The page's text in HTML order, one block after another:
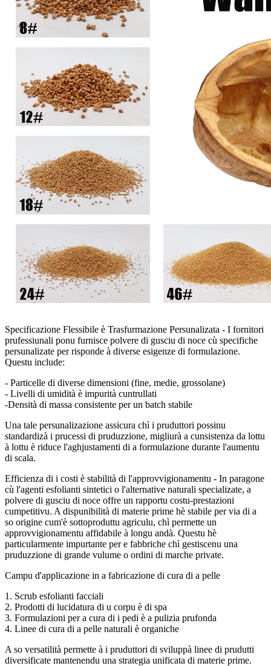
Specificazione Flessibile è Trasfurmazione Persunalizata - I fornitori
prufessiunali ponu furnisce polvere di gusciu di noce cù specifiche
persunalizate per risponde à diverse esigenze di formulazione.
Questu include:
- Particelle di diverse dimensioni (fine, medie, grossolane)
- Livelli di umidità è impurità cuntrullati
-Densità di massa consistente per un batch stabile
Una tale persunalizazione assicura chì i pruduttori possinu
standardizà i prucessi di pruduzzione, migliurà a cunsistenza da lottu
à lottu è riduce l'aghjustamenti di a formulazione durante l'aumentu
di scala.
Efficienza di i costi è stabilità di l'approvvigionamentu - In paragone
cù l'agenti esfolianti sintetici o l'alternative naturali specializate, a
polvere di gusciu di noce offre un rapportu costu-prestazioni
cumpetitivu. A dispunibilità di materie prime hè stabile per via di a
so origine cum'è sottoproduttu agriculu, chì permette un
approvvigionamentu affidabile à longu andà. Questu hè
particularmente impurtante per e fabbriche chì gestiscenu una
pruduzzione di grande vulume o ordini di marche private.
Campu d'applicazione in a fabricazione di cura di a pelle
1. Scrub esfolianti facciali
2. Prodotti di lucidatura di u corpu è di spa
3. Formulazioni per a cura di i pedi è a pulizia prufonda
4. Linee di cura di a pelle naturali è organiche
A so versatilità permette à i pruduttori di sviluppà linee di prudutti
diversificate mantenendu una strategia unificata di materie prime.